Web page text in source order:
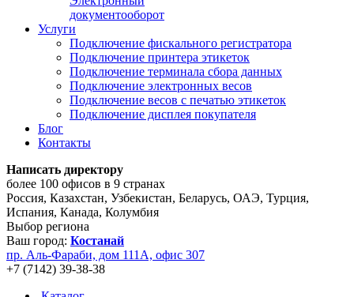
документооборот
Услуги
Подключение фискального регистратора
Подключение принтера этикеток
Подключение терминала сбора данных
Подключение электронных весов
Подключение весов с печатью этикеток
Подключение дисплея покупателя
Блог
Контакты
Написать директору
более 100 офисов в 9 странах
Россия, Казахстан, Узбекистан, Беларусь, ОАЭ, Турция,
Испания, Канада, Колумбия
Выбор региона
Ваш город: Костанай
пр. Аль-Фараби, дом 111А, офис 307
+7 (7142) 39-38-38